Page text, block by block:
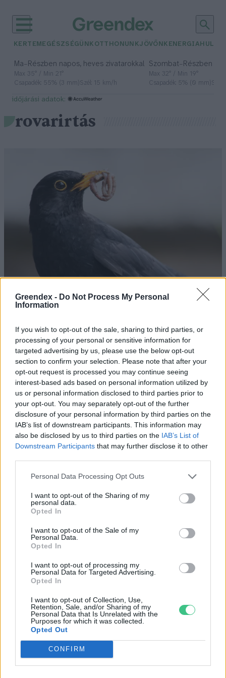
Greendex - Do Not Process My Personal
Information
If you wish to opt-out of the sale, sharing to third parties, or
processing of your personal or sensitive information for
targeted advertising by us, please use the below opt-out
section to confirm your selection. Please note that after your
opt-out request is processed you may continue seeing
interest-based ads based on personal information utilized by
us or personal information disclosed to third parties prior to
your opt-out. You may separately opt-out of the further
disclosure of your personal information by third parties on the
IAB’s list of downstream participants. This information may
also be disclosed by us to third parties on the IAB’s List of
Downstream Participants that may further disclose it to other
Personal Data Processing Opt Outs
I want to opt-out of the Sharing of my
personal data.
Opted In
I want to opt-out of the Sale of my
Personal Data.
Opted In
I want to opt-out of processing my
Personal Data for Targeted Advertising.
Opted In
I want to opt-out of Collection, Use,
Retention, Sale, and/or Sharing of my
Personal Data that Is Unrelated with the
Purposes for which it was collected.
Opted Out
CONFIRM
KERTEM EGÉSZSÉGÜNK OTTHONUNKJÖVŐNK ENERGIA
Ma– Részben napos, heves zivatarokkal
Max 35° / Min 21°
Csapadék: 55% (3 mm)Szél: 15 km/h
Szombat– Részben
Max 32° / Min 19°
Csapadék: 5% (0 mm)
időjárási adatok:
rovarirtás
Miután betiltottak bizonyos
növényvédő szereket, elkezdett
nőni a madarak száma
Greendex Szemle
Csótányirtás környezetbarát
lakásban
Lonkay Márta
Kihalás fenyegeti a második
legfontosabb beporzót
Greendex Szemle
poloska
Kazár Zalán Kristóf